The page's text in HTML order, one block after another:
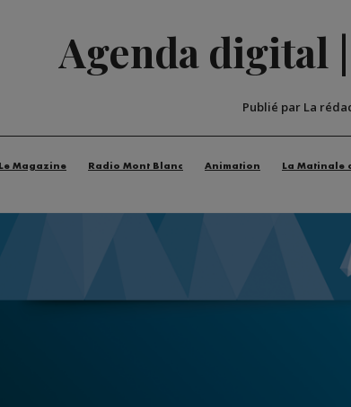
Agenda digital |
Publié par La
Le Magazine Radio Mont Blanc Animation La Matinale